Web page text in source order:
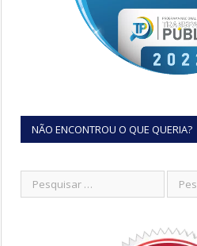
NÃO ENCONTROU O QUE QUERIA?